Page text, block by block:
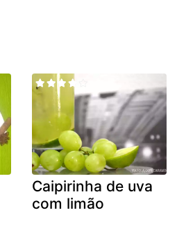
Caipirinha de uva
com limão